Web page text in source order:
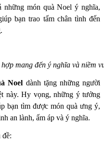
những món quà Noel ý nghĩa,
bạn trao tấm chân tình đến
mang đến ý nghĩa và niềm
Noel dành tặng những người
này. Hy vọng, những ý tưởng
bạn tìm được món quà ưng ý,
an lành, ấm áp và ý nghĩa.
đề: